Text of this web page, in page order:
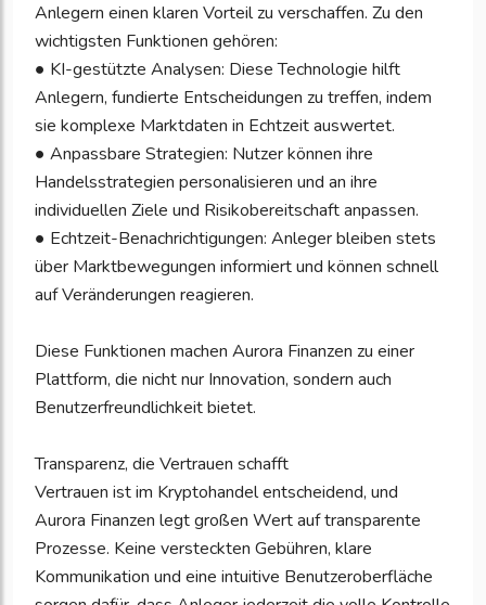
Anlegern einen klaren Vorteil zu verschaffen. Zu den
wichtigsten Funktionen gehören:
● KI-gestützte Analysen: Diese Technologie hilft
Anlegern, fundierte Entscheidungen zu treffen, indem
sie komplexe Marktdaten in Echtzeit auswertet.
● Anpassbare Strategien: Nutzer können ihre
Handelsstrategien personalisieren und an ihre
individuellen Ziele und Risikobereitschaft anpassen.
● Echtzeit-Benachrichtigungen: Anleger bleiben stets
über Marktbewegungen informiert und können schnell
auf Veränderungen reagieren.
Diese Funktionen machen Aurora Finanzen zu einer
Plattform, die nicht nur Innovation, sondern auch
Benutzerfreundlichkeit bietet.
Transparenz, die Vertrauen schafft
Vertrauen ist im Kryptohandel entscheidend, und
Aurora Finanzen legt großen Wert auf transparente
Prozesse. Keine versteckten Gebühren, klare
Kommunikation und eine intuitive Benutzeroberfläche